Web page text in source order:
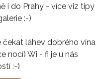
i do Prahy - více viz tipy
:-)
čekat láhev dobrého vína
nocí) Wi - fi je u nás
:-)